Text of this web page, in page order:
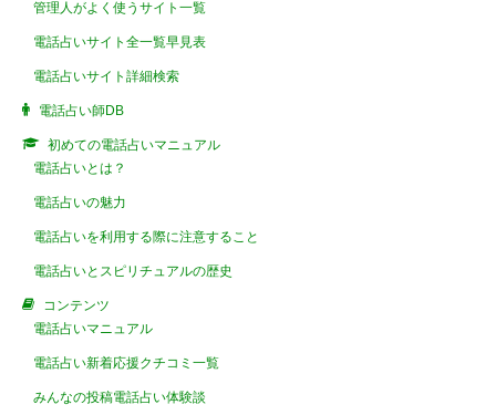
管理人がよく使うサイト一覧
電話占いサイト全一覧早見表
電話占いサイト詳細検索
電話占い師DB
初めての電話占いマニュアル
電話占いとは？
電話占いの魅力
電話占いを利用する際に注意すること
電話占いとスピリチュアルの歴史
コンテンツ
電話占いマニュアル
電話占い新着応援クチコミ一覧
みんなの投稿電話占い体験談